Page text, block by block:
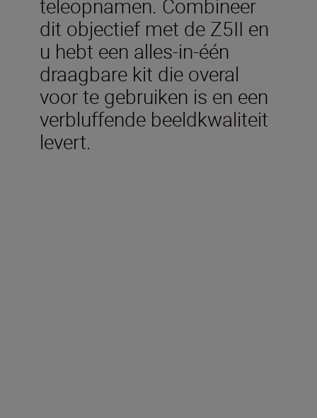
teleopnamen. Combineer
dit objectief met de Z5II en
u hebt een alles-in-één
draagbare kit die overal
voor te gebruiken is en een
verbluffende beeldkwaliteit
levert.